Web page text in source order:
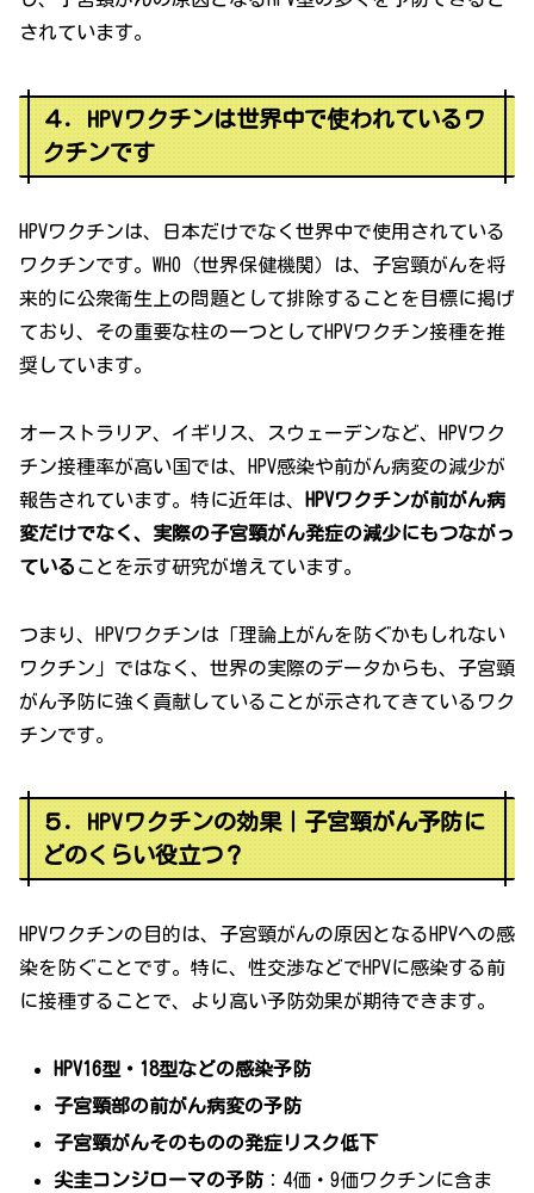
されています。
４．HPVワクチンは世界中で使われているワ
クチンです
HPVワクチンは、日本だけでなく世界中で使用されている
ワクチンです。WHO（世界保健機関）は、子宮頸がんを将
来的に公衆衛生上の問題として排除することを目標に掲げ
ており、その重要な柱の一つとしてHPVワクチン接種を推
奨しています。
オーストラリア、イギリス、スウェーデンなど、HPVワク
チン接種率が高い国では、HPV感染や前がん病変の減少が
報告されています。特に近年は、
HPVワクチンが前がん病
変だけでなく、実際の子宮頸がん発症の減少にもつながっ
ている ことを示す研究が増えています。
つまり、HPVワクチンは「理論上がんを防ぐかもしれない
ワクチン」ではなく、世界の実際のデータからも、子宮頸
がん予防に強く貢献していることが示されてきているワク
チンです。
５．HPVワクチンの効果｜子宮頸がん予防に
どのくらい役立つ？
HPVワクチンの目的は、子宮頸がんの原因となるHPVへの感
染を防ぐことです。特に、性交渉などでHPVに感染する前
に接種することで、より高い予防効果が期待できます。
HPV16型・18型などの感染予防
子宮頸部の前がん病変の予防
子宮頸がんそのものの発症リスク低下
尖圭コンジローマの予防 ：4価・9価ワクチンに含ま